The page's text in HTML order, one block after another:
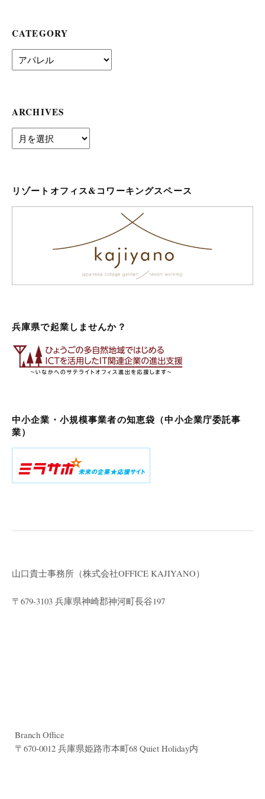
CATEGORY
Category
ARCHIVES
archives
リゾートオフィス&コワーキングスペース
兵庫県で起業しませんか？
中小企業・小規模事業者の知恵袋（中小企業庁委託事
業）
山口貴士事務所（株式会社OFFICE KAJIYANO）
〒679-3103 兵庫県神崎郡神河町長谷197
Branch Office
〒670-0012 兵庫県姫路市本町68 Quiet Holiday内